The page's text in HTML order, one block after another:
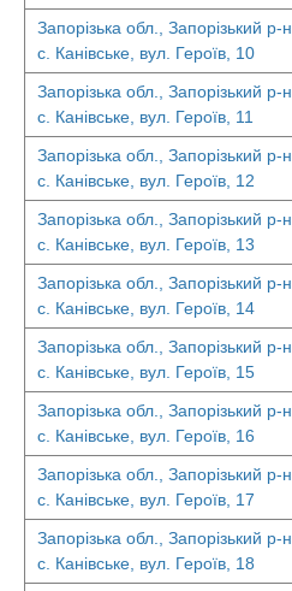
Запорізька обл., Запорізький р-н,
с. Канівське, вул. Героїв, 10
Запорізька обл., Запорізький р-н,
с. Канівське, вул. Героїв, 11
Запорізька обл., Запорізький р-н,
с. Канівське, вул. Героїв, 12
Запорізька обл., Запорізький р-н,
с. Канівське, вул. Героїв, 13
Запорізька обл., Запорізький р-н,
с. Канівське, вул. Героїв, 14
Запорізька обл., Запорізький р-н,
с. Канівське, вул. Героїв, 15
Запорізька обл., Запорізький р-н,
с. Канівське, вул. Героїв, 16
Запорізька обл., Запорізький р-н,
с. Канівське, вул. Героїв, 17
Запорізька обл., Запорізький р-н,
с. Канівське, вул. Героїв, 18